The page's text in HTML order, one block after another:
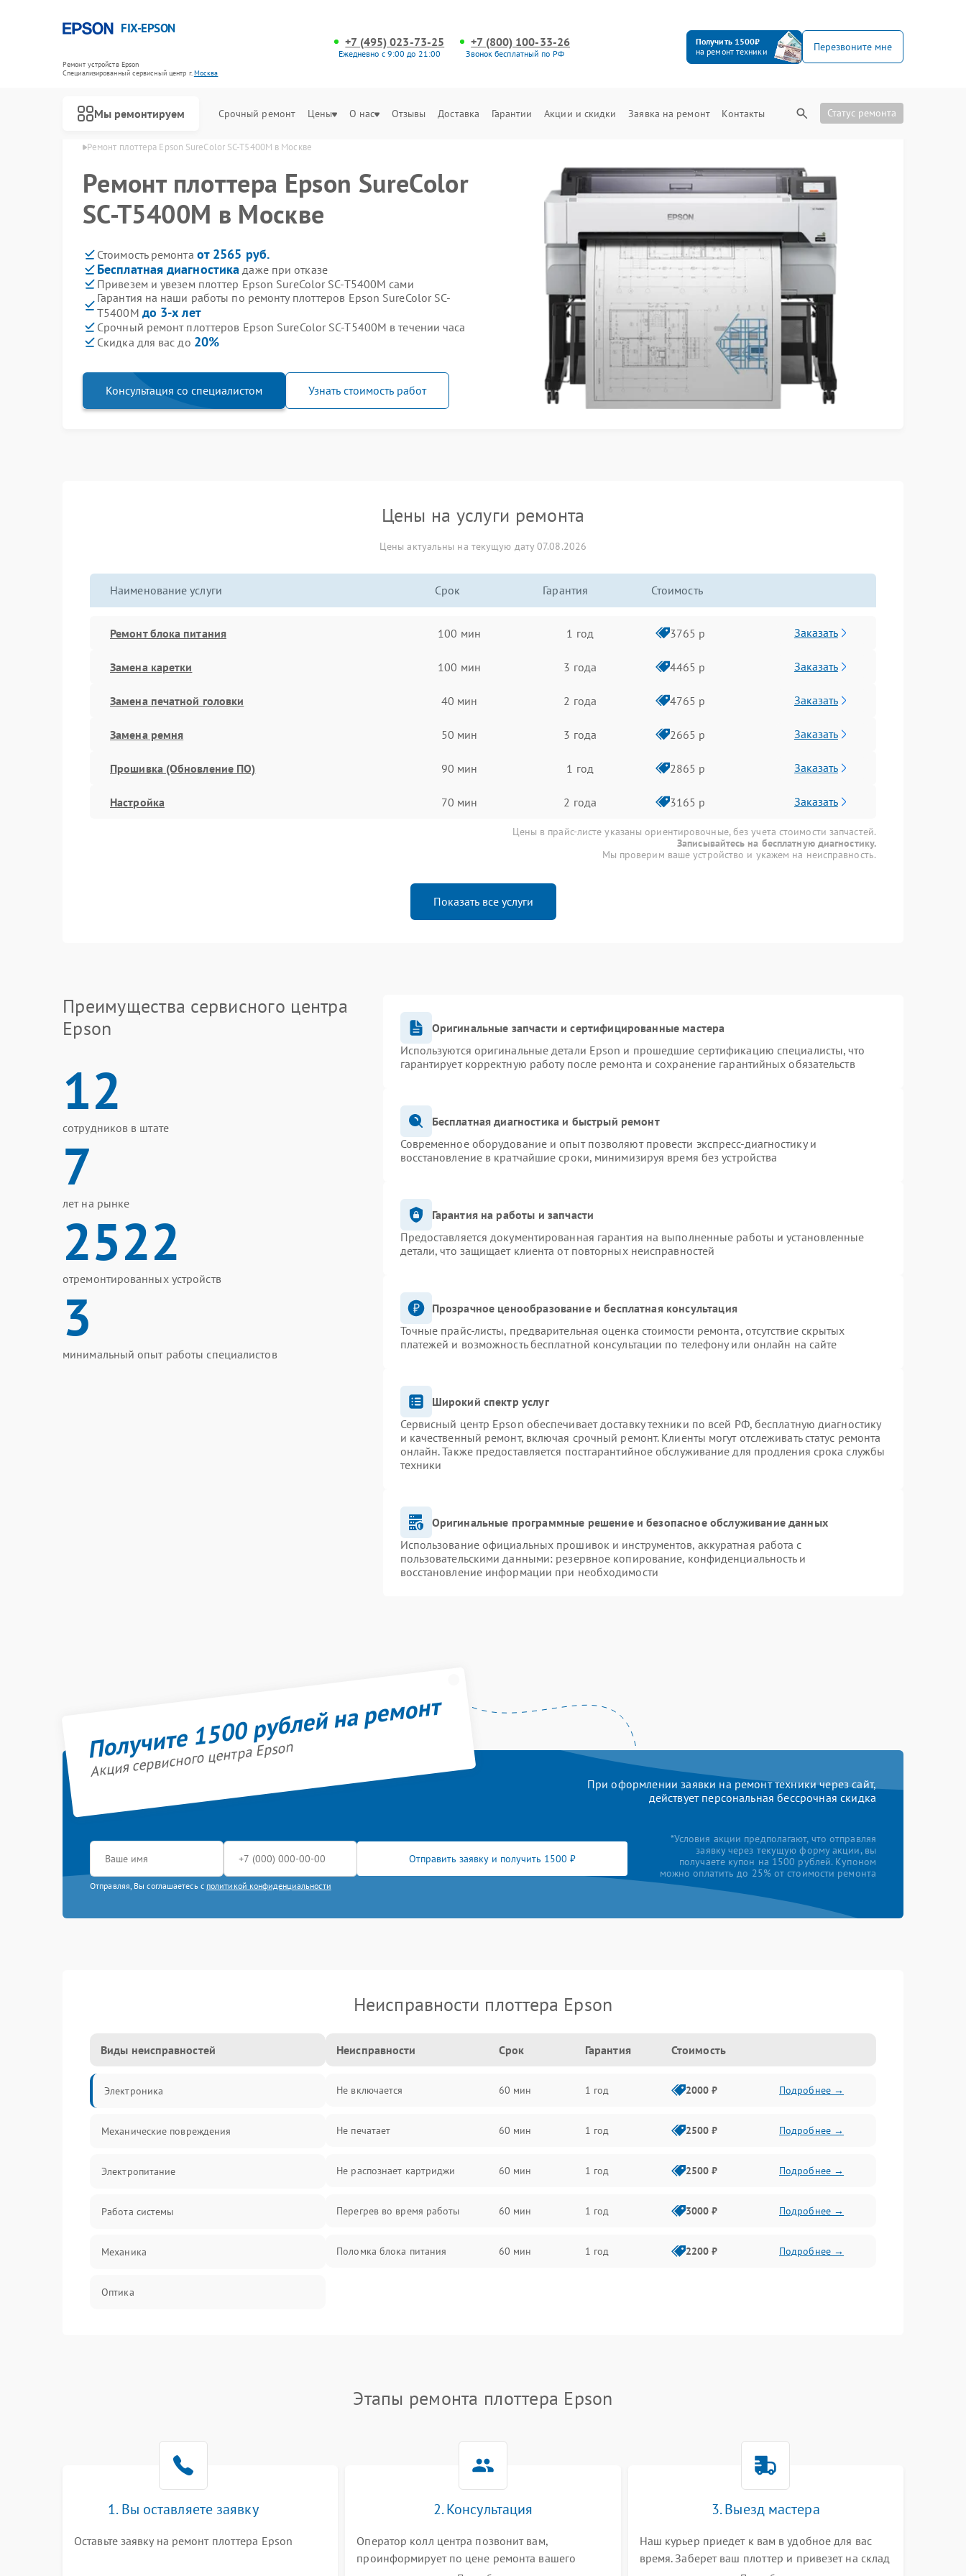
FIX-EPSON
Ремонт устройств Epson
Специализированный cервисный центр г.Москва
+7 (495) 023-73-25
Ежедневно с 9:00 до 21:00
+7 (800) 100-33-26
Звонок бесплатный по РФ
Получить 1500₽
на ремонт техники
Перезвоните мне
Мы ремонтируем Срочный ремонт Цены О нас Отзывы Доставка Гарантии Акции и скидки Заявка на ремонт Контакты Статус ремонта
Ремонт плоттера Epson SureColor SC-T5400M в Москве
Ремонт плоттера Epson SureColor
SC-T5400M в Москве
Стоимость ремонта от 2565 руб.
Бесплатная диагностика даже при отказе
Привезем и увезем плоттер Epson SureColor SC-T5400M сами
Гарантия на наши работы по ремонту плоттеров Epson SureColor SC-
T5400M до 3-х лет
Срочный ремонт плоттеров Epson SureColor SC-T5400M в течении часа
Скидка для вас до 20%
Консультация со специалистом Узнать стоимость работ
Цены на услуги ремонта
Цены актуальны на текущую дату 07.08.2026
Наименование услуги Срок Гарантия Стоимость
Ремонт блока питания 100 мин 1 год 3765 р Заказать
Замена каретки 100 мин 3 года 4465 р Заказать
Замена печатной головки 40 мин 2 года 4765 р Заказать
Замена ремня 50 мин 3 года 2665 р Заказать
Прошивка (Обновление ПО) 90 мин 1 год 2865 р Заказать
Настройка 70 мин 2 года 3165 р Заказать
Цены в прайс-листе указаны ориентировочные, без учета стоимости запчастей.
Записывайтесь на бесплатную диагностику.
Мы проверим ваше устройство и укажем на неисправность.
Показать все услуги
Преимущества сервисного центра
Epson
12
сотрудников в штате
7
лет на рынке
2522
отремонтированных устройств
3
минимальный опыт работы специалистов
Оригинальные запчасти и сертифицированные мастера
Используются оригинальные детали Epson и прошедшие сертификацию специалисты, что
гарантирует корректную работу после ремонта и сохранение гарантийных обязательств
Бесплатная диагностика и быстрый ремонт
Современное оборудование и опыт позволяют провести экспресс-диагностику и
восстановление в кратчайшие сроки, минимизируя время без устройства
Гарантия на работы и запчасти
Предоставляется документированная гарантия на выполненные работы и установленные
детали, что защищает клиента от повторных неисправностей
Прозрачное ценообразование и бесплатная консультация
Точные прайс-листы, предварительная оценка стоимости ремонта, отсутствие скрытых
платежей и возможность бесплатной консультации по телефону или онлайн на сайте
Широкий спектр услуг
Сервисный центр Epson обеспечивает доставку техники по всей РФ, бесплатную диагностику
и качественный ремонт, включая срочный ремонт. Клиенты могут отслеживать статус ремонта
онлайн. Также предоставляется постгарантийное обслуживание для продления срока службы
техники
Оригинальные программные решение и безопасное обслуживание данных
Использование официальных прошивок и инструментов, аккуратная работа с
пользовательскими данными: резервное копирование, конфиденциальность и
восстановление информации при необходимости
Получите 1500 рублей на ремонт
Акция сервисного центра Epson
При оформлении заявки на ремонт техники через сайт,
действует персональная бессрочная скидка
Отправить заявку и получить 1500 ₽
Отправляя, Вы соглашаетесь с политикой конфиденциальности
*Условия акции предполагают, что отправляя
заявку через текущую форму акции, вы
получаете купон на 1500 рублей. Купоном
можно оплатить до 25% от стоимости ремонта
Неисправности плоттера Epson
Виды неисправностей
Электроника
Механические повреждения
Электропитание
Работа системы
Механика
Оптика
Электронные компоненты
Неисправности Срок Гарантия Стоимость
Не включается 60 мин 1 год 2000 ₽ Подробнее →
Не печатает 60 мин 1 год 2500 ₽ Подробнее →
Не распознает картриджи 60 мин 1 год 2500 ₽ Подробнее →
Перегрев во время работы 60 мин 1 год 3000 ₽ Подробнее →
Поломка блока питания 60 мин 1 год 2200 ₽ Подробнее →
Этапы ремонта плоттера Epson
1. Вы оставляете заявку
Оставьте заявку на ремонт плоттера Epson
2. Консультация
Оператор колл центра позвонит вам,
проинформирует по цене ремонта вашего
3. Выезд мастера
Наш курьер приедет к вам в удобное для вас
время. Заберет ваш плоттер и привезет на склад